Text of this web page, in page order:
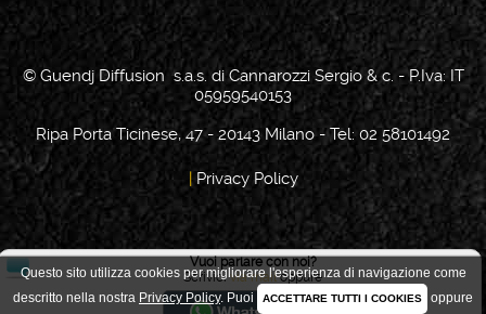
Questo sito utilizza cookies per migliorare l'esperienza di navigazione come
descritto nella nostra Privacy Policy. Puoi ACCETTARE TUTTI I COOKIES oppure
Vuoi parlare con noi?
Scrivicivia mailoppure
© Guendj Diffusion s.a.s. di Cannarozzi Sergio & c. - P.Iva: IT
05959540153
Ripa Porta Ticinese, 47 - 20143 Milano - Tel: 02 58101492
| Privacy Policy
Scelta Cookie